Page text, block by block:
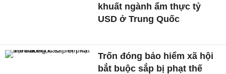
khuất ngành ẩm thực tỷ
USD ở Trung Quốc
Trốn đóng bảo hiểm xã hội
bắt buộc sắp bị phạt thế